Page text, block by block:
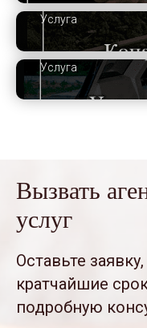
Услуга
Услуга
Вызвать
услуг
Оставьте
кратчайшие
подробную